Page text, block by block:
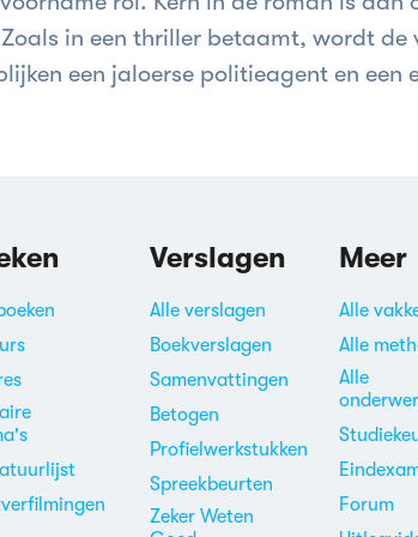
in een thriller betaamt, wordt de
een jaloerse politieagent en een
Verslagen
Alle verslagen
Boekverslagen
Samenvattingen
Betogen
Profielwerkstukken
Spreekbeurten
Zeker Weten
Meer
Alle
Alle
Alle
Forum